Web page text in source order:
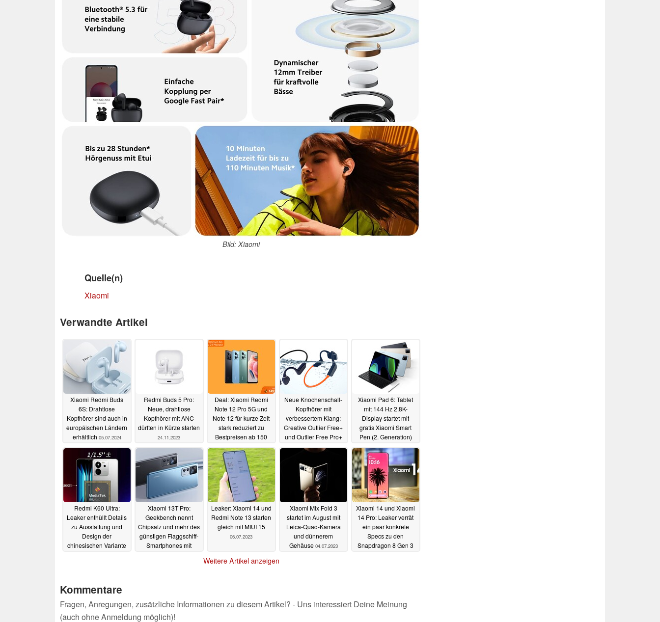
Bild: Xiaomi
Quelle(n)
Xiaomi
Verwandte Artikel
Xiaomi Redmi Buds
6S: Drahtlose
Kopfhörer sind auch in
europäischen Ländern
erhältlich 05.07.2024
Redmi Buds 5 Pro:
Neue, drahtlose
Kopfhörer mit ANC
dürften in Kürze starten
24.11.2023
Deal: Xiaomi Redmi
Note 12 Pro 5G und
Note 12 für kurze Zeit
stark reduziert zu
Bestpreisen ab 150
16.08.2023
Neue Knochenschall-
Kopfhörer mit
verbessertem Klang:
Creative Outlier Free+
und Outlier Free Pro+
13.07.2023
Xiaomi Pad 6: Tablet
mit 144 Hz 2.8K-
Display startet mit
gratis Xiaomi Smart
Pen (2. Generation)
10.07.2023
Redmi K60 Ultra:
Leaker enthüllt Details
zu Ausstattung und
Design der
chinesischen Variante
Xiaomi 13T Pro:
Geekbench nennt
Chipsatz und mehr des
günstigen Flaggschiff-
Smartphones mit
Leaker: Xiaomi 14 und
Redmi Note 13 starten
gleich mit MIUI 15
06.07.2023
Xiaomi Mix Fold 3
startet im August mit
Leica-Quad-Kamera
und dünnerem
Gehäuse 04.07.2023
Xiaomi 14 und Xiaomi
14 Pro: Leaker verrät
ein paar konkrete
Specs zu den
Snapdragon 8 Gen 3
Weitere Artikel anzeigen
Kommentare
Fragen, Anregungen, zusätzliche Informationen zu diesem Artikel? - Uns interessiert Deine Meinung
(auch ohne Anmeldung möglich)!